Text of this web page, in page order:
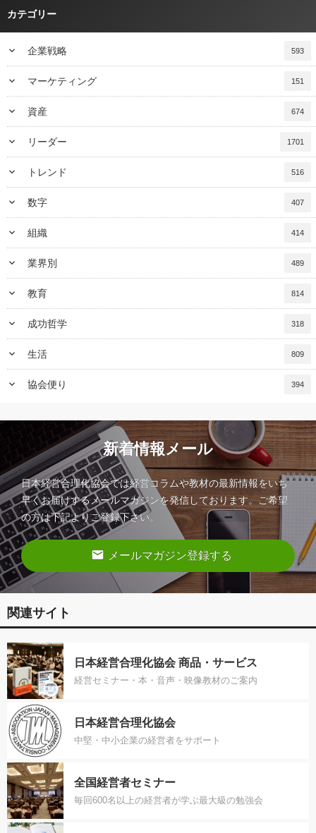
カテゴリー
keyboard_arrow_down 企業戦略 593
keyboard_arrow_down マーケティング 151
keyboard_arrow_down 資産 674
keyboard_arrow_down リーダー 1701
keyboard_arrow_down トレンド 516
keyboard_arrow_down 数字 407
keyboard_arrow_down 組織 414
keyboard_arrow_down 業界別 489
keyboard_arrow_down 教育 814
keyboard_arrow_down 成功哲学 318
keyboard_arrow_down 生活 809
keyboard_arrow_down 協会便り 394
新着情報メール
日本経営合理化協会では経営コラムや教材の最新情報をいち
早くお届けするメールマガジンを発信しております。ご希望
の方は下記よりご登録下さい。
email メールマガジン登録する
関連サイト
日本経営合理化協会 商品・サービス
経営セミナー・本・音声・映像教材のご案内
日本経営合理化協会
中堅・中小企業の経営者をサポート
全国経営者セミナー
毎回600名以上の経営者が学ぶ最大級の勉強会